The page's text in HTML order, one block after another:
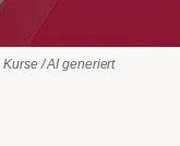
/ AI generiert